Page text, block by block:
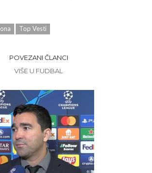
Top Vesti
POVEZANI ČLANCI
VIŠE U FUDBAL